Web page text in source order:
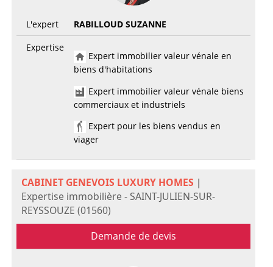
L'expert
RABILLOUD SUZANNE
Expertise
Expert immobilier valeur vénale en
biens d'habitations
Expert immobilier valeur vénale biens
commerciaux et industriels
Expert pour les biens vendus en
viager
CABINET GENEVOIS LUXURY HOMES |
Expertise immobilière - SAINT-JULIEN-SUR-
REYSSOUZE (01560)
Demande de devis